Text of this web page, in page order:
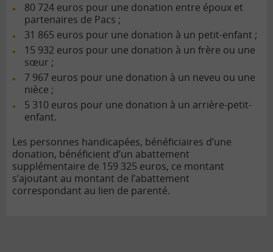
80 724 euros pour une donation entre époux et
partenaires de Pacs ;
31 865 euros pour une donation à un petit-enfant ;
15 932 euros pour une donation à un frère ou une
sœur ;
7 967 euros pour une donation à un neveu ou une
nièce ;
5 310 euros pour une donation à un arrière-petit-
enfant.
Les personnes handicapées, bénéficiaires d’une
donation, bénéficient d’un abattement
supplémentaire de 159 325 euros, ce montant
s’ajoutant au montant de l’abattement
correspondant au lien de parenté.